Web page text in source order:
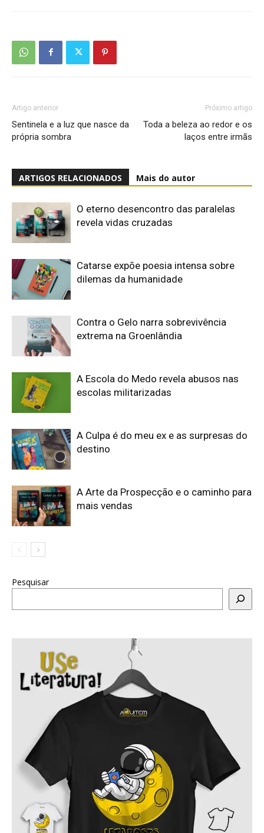
Artigo anterior
Sentinela e a luz que nasce da
própria sombra
Próximo artigo
Toda a beleza ao redor e os
laços entre irmãs
ARTIGOS RELACIONADOS Mais do autor
O eterno desencontro das paralelas
revela vidas cruzadas
Catarse expõe poesia intensa sobre
dilemas da humanidade
Contra o Gelo narra sobrevivência
extrema na Groenlândia
A Escola do Medo revela abusos nas
escolas militarizadas
A Culpa é do meu ex e as surpresas do
destino
A Arte da Prospecção e o caminho para
mais vendas
Pesquisar